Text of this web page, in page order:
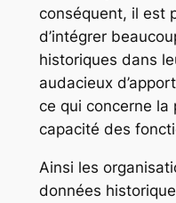
conséquent, il est
d’intégrer
historiques dans
audacieux
ce qui concerne la
capacité des
Ainsi les
données